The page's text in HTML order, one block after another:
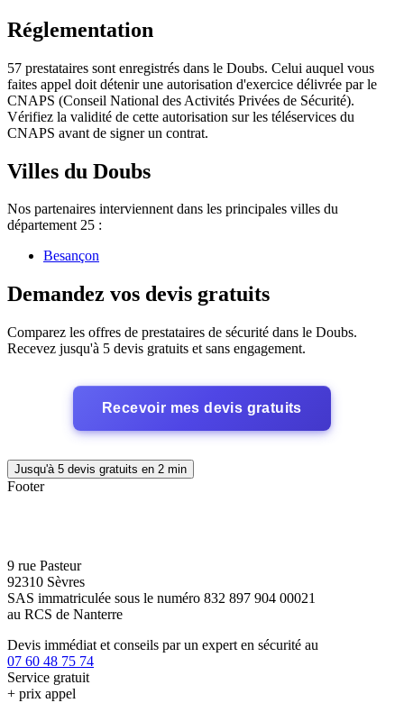
Réglementation
57 prestataires sont enregistrés dans le Doubs. Celui auquel vous
faites appel doit détenir une autorisation d'exercice délivrée par le
CNAPS (Conseil National des Activités Privées de Sécurité).
Vérifiez la validité de cette autorisation sur les téléservices du
CNAPS avant de signer un contrat.
Villes du Doubs
Nos partenaires interviennent dans les principales villes du
département 25 :
Besançon
Demandez vos devis gratuits
Comparez les offres de prestataires de sécurité dans le Doubs.
Recevez jusqu'à 5 devis gratuits et sans engagement.
Recevoir mes devis gratuits
Jusqu'à 5 devis gratuits en 2 min
Footer
9 rue Pasteur
92310 Sèvres
SAS immatriculée sous le numéro 832 897 904 00021
au RCS de Nanterre
Devis immédiat et conseils par un expert en sécurité au
07 60 48 75 74
Service gratuit
+ prix appel